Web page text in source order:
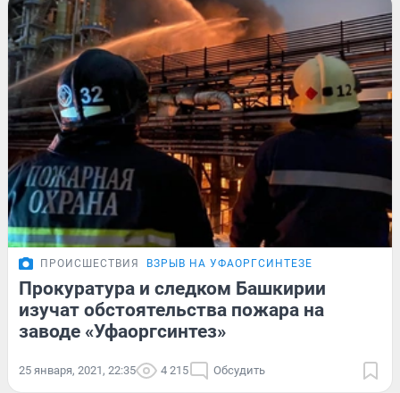
ПРОИСШЕСТВИЯ ВЗРЫВ НА УФАОРГСИНТЕЗЕ
Прокуратура и следком Башкирии
изучат обстоятельства пожара на
заводе «Уфаоргсинтез»
25 января, 2021, 22:35 4 215 Обсудить